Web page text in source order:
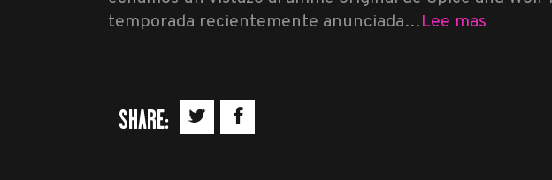
temporada recientemente anunciada…Lee mas
SHARE: